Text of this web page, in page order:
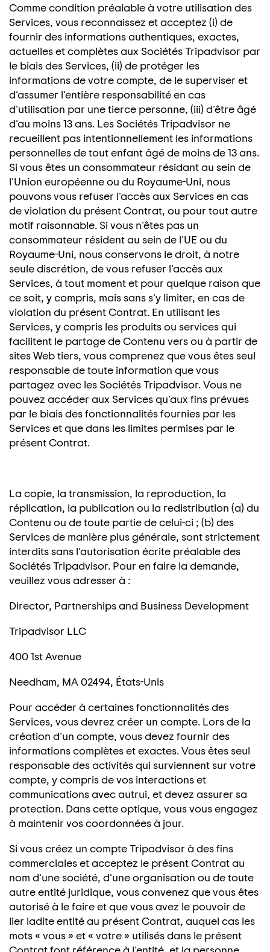
Comme condition préalable à votre utilisation des
Services, vous reconnaissez et acceptez (i) de
fournir des informations authentiques, exactes,
actuelles et complètes aux Sociétés Tripadvisor par
le biais des Services, (ii) de protéger les
informations de votre compte, de le superviser et
d'assumer l'entière responsabilité en cas
d'utilisation par une tierce personne, (iii) d'être âgé
d'au moins 13 ans. Les Sociétés Tripadvisor ne
recueillent pas intentionnellement les informations
personnelles de tout enfant âgé de moins de 13 ans.
Si vous êtes un consommateur résidant au sein de
l'Union européenne ou du Royaume-Uni, nous
pouvons vous refuser l'accès aux Services en cas
de violation du présent Contrat, ou pour tout autre
motif raisonnable. Si vous n'êtes pas un
consommateur résident au sein de l'UE ou du
Royaume-Uni, nous conservons le droit, à notre
seule discrétion, de vous refuser l'accès aux
Services, à tout moment et pour quelque raison que
ce soit, y compris, mais sans s'y limiter, en cas de
violation du présent Contrat. En utilisant les
Services, y compris les produits ou services qui
facilitent le partage de Contenu vers ou à partir de
sites Web tiers, vous comprenez que vous êtes seul
responsable de toute information que vous
partagez avec les Sociétés Tripadvisor. Vous ne
pouvez accéder aux Services qu'aux fins prévues
par le biais des fonctionnalités fournies par les
Services et que dans les limites permises par le
présent Contrat.
La copie, la transmission, la reproduction, la
réplication, la publication ou la redistribution (a) du
Contenu ou de toute partie de celui-ci ; (b) des
Services de manière plus générale, sont strictement
interdits sans l'autorisation écrite préalable des
Sociétés Tripadvisor. Pour en faire la demande,
veuillez vous adresser à :
Director, Partnerships and Business Development
Tripadvisor LLC
400 1st Avenue
Needham, MA 02494, États-Unis
Pour accéder à certaines fonctionnalités des
Services, vous devrez créer un compte. Lors de la
création d'un compte, vous devez fournir des
informations complètes et exactes. Vous êtes seul
responsable des activités qui surviennent sur votre
compte, y compris de vos interactions et
communications avec autrui, et devez assurer sa
protection. Dans cette optique, vous vous engagez
à maintenir vos coordonnées à jour.
Si vous créez un compte Tripadvisor à des fins
commerciales et acceptez le présent Contrat au
nom d'une société, d'une organisation ou de toute
autre entité juridique, vous convenez que vous êtes
autorisé à le faire et que vous avez le pouvoir de
lier ladite entité au présent Contrat, auquel cas les
mots « vous » et « votre » utilisés dans le présent